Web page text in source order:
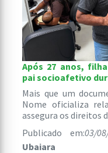
Após 27 anos,
pai socioafetivo
Mais que um
Nome oficializa
assegura os direitos
Publicado em:03/
Ubaiara